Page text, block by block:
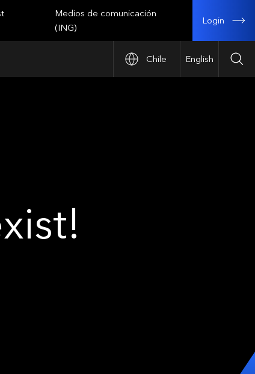
Chile English
Medios de comunicación
(ING)
Login